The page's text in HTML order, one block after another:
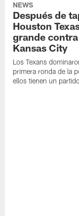
NEWS
Después de
Houston
grande
Kansas City
Los Texans
primera ronda de la
ellos tienen un